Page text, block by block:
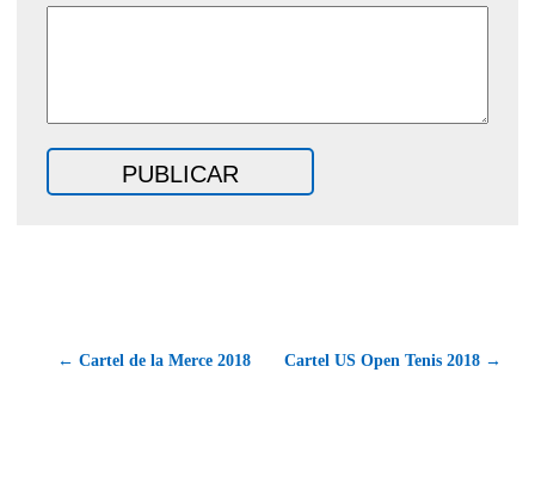
← Cartel de la Merce 2018 Cartel US Open Tenis 2018 →